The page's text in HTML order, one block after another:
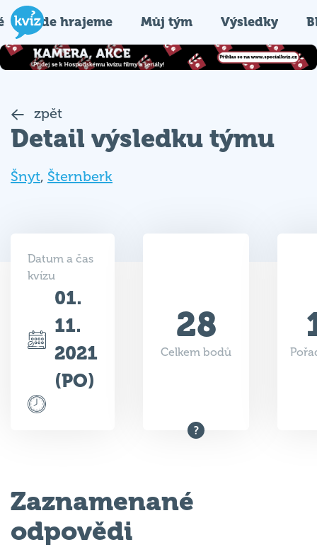
Kde hrajeme Můj tým Výsledky
zpět
Detail výsledku týmu
Šnyt, Šternberk
Datum a čas
kvízu
01.
11.
2021
(PO)
28
Celkem bodů
Zaznamenané
odpovědi